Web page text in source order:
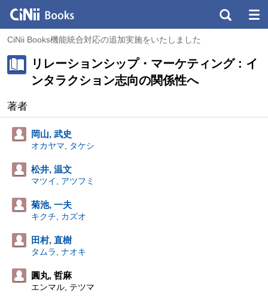
CiNii Books機能統合対応の追加実施をいたしました
リレーションシップ・マーケティング : イ
ンタラクション志向の関係性へ
著者
岡山, 武史
オカヤマ, タケシ
松井, 温文
マツイ, アツフミ
菊池, 一夫
キクチ, カズオ
田村, 直樹
タムラ, ナオキ
圓丸, 哲麻
エンマル, テツマ